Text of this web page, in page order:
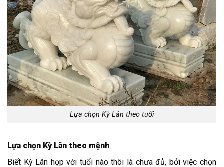
Lựa chọn Kỳ Lân theo tuổi
Lựa chọn Kỳ Lân theo mệnh
Biết Kỳ Lân hợp với tuổi nào thôi là chưa đủ, bởi việc chọn